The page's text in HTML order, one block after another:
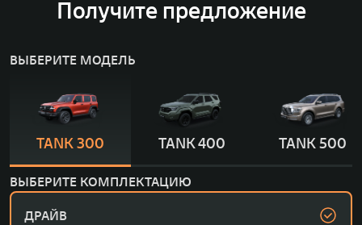
Получите предложение
ВЫБЕРИТЕ МОДЕЛЬ
TANK 300 TANK 400 TANK 500
ВЫБЕРИТЕ КОМПЛЕКТАЦИЮ
ДРАЙВ